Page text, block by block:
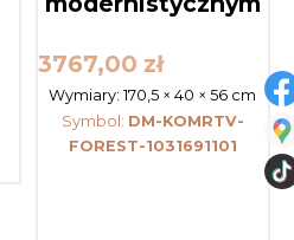
3767,00 zł
Wymiary:170,5 × 40 × 56 cm
Symbol: DM-KOMRTV-
FOREST-1031691101